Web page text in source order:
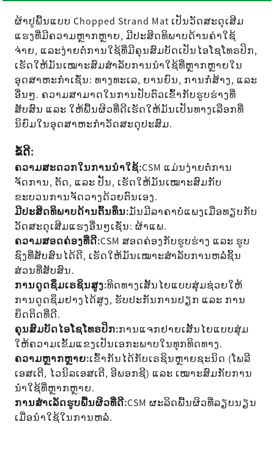
ຜ້າປູພື້ນແບບ Chopped Strand Mat ເປັນວັດສະດຸເສີມ
ແຮງທີ່ມີຄວາມຫຼາກຫຼາຍ, ມີປະສິດທິພາບດ້ານຄ່າໃຊ້
ຈ່າຍ, ແລະງ່າຍຕໍ່ການໃຊ້ທີ່ມີຄຸນສົມບັດເປັນໄອໂຊໂທຣປິກ,
ເຮັດໃຫ້ມັນເໝາະສົມສຳລັບການນຳໃຊ້ທີ່ຫຼາກຫຼາຍໃນ
ອຸດສາຫະກຳເຊັ່ນ: ທາງທະເລ, ຍານຍົນ, ການກໍ່ສ້າງ, ແລະ
ອື່ນໆ. ຄວາມສາມາດໃນການປັບຕົວເຂົ້າກັບຮູບຮ່າງທີ່
ສັບສົນ ແລະ ໃຫ້ພື້ນຜິວທີ່ດີເຮັດໃຫ້ມັນເປັນທາງເລືອກທີ່
ນິຍົມໃນອຸດສາຫະກຳວັດສະດຸປະສົມ.
ຂໍ້ດີ:
ຄວາມສະດວກໃນການນໍາໃຊ້:CSM ແມ່ນງ່າຍຕໍ່ການ
ຈັດການ, ຕັດ, ແລະ ປັ້ນ, ເຮັດໃຫ້ມັນເໝາະສົມກັບ
ຂະບວນການຈັດວາງດ້ວຍຕົນເອງ.
ມີປະສິດທິພາບດ້ານຕົ້ນທຶນ:ມັນມີລາຄາບໍ່ແພງເມື່ອທຽບກັບ
ວັດສະດຸເສີມແຮງອື່ນໆເຊັ່ນ: ຜ້າແພ.
ຄວາມສອດຄ່ອງທີ່ດີ:CSM ສອດຄ່ອງກັບຮູບຮ່າງ ແລະ ຮູບ
ຊົງທີ່ສັບສົນໄດ້ດີ, ເຮັດໃຫ້ມັນເໝາະສຳລັບການຫລໍ່ຊິ້ນ
ສ່ວນທີ່ສັບສົນ.
ການດູດຊຶມເຣຊິນສູງ:ທິດທາງເສັ້ນໄຍແບບສຸ່ມຊ່ວຍໃຫ້
ການດູດຊຶມຢາງໄດ້ສູງ, ຮັບປະກັນການປຽກ ແລະ ການ
ຍຶດຕິດທີ່ດີ.
ຄຸນສົມບັດໄອໂຊໂທຣປິກ:ການແຈກຢາຍເສັ້ນໄຍແບບສຸ່ມ
ໃຫ້ຄວາມເຂັ້ມແຂງເປັນເອກະພາບໃນທຸກທິດທາງ.
ຄວາມຫຼາກຫຼາຍ:ເຂົ້າກັນໄດ້ກັບເຣຊິນຫຼາຍຊະນິດ (ໂພລີ
ເອສເຕີ, ໄວນິລເອສເຕີ, ອີພອກຊີ) ແລະ ເໝາະສົມກັບການ
ນຳໃຊ້ທີ່ຫຼາກຫຼາຍ.
ການສຳເລັດຮູບພື້ນຜິວທີ່ດີ:CSM ຜະລິດພື້ນຜິວທີ່ລຽບນຽນ
ເມື່ອນໍາໃຊ້ໃນການຫລໍ່.